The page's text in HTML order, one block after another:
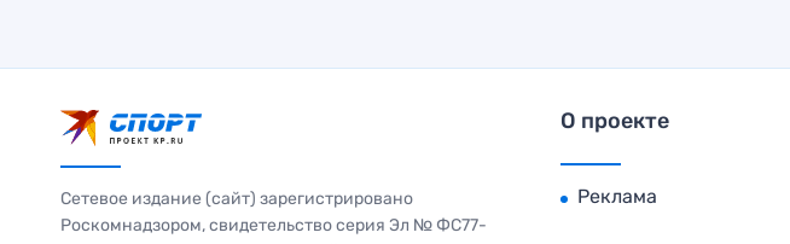
Сетевое издание (сайт) зарегистрировано
Роскомнадзором, свидетельство серия Эл № ФС77-
О проекте
Реклама